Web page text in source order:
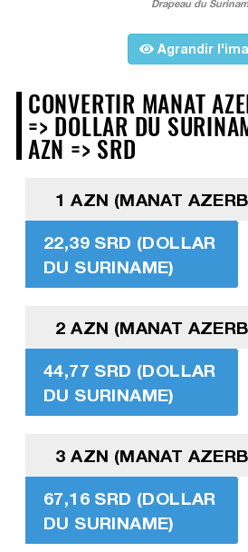
Drapeau du
Agrandir
CONVERTIR MANAT
=> DOLLAR DU
AZN => SRD
1 AZN (MANAT
22,39 SRD (DOLLAR
DU SURINAME)
2 AZN (MANAT
44,77 SRD (DOLLAR
DU SURINAME)
3 AZN (MANAT
67,16 SRD (DOLLAR
DU SURINAME)